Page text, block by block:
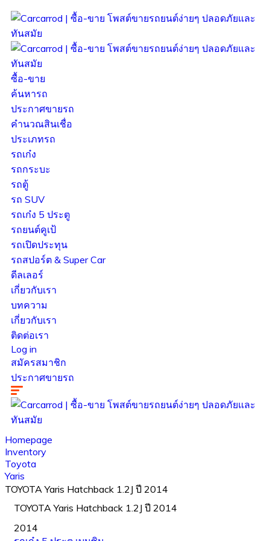
ซื้อ-ขาย
ค้นหารถ
ประกาศขายรถ
คำนวณสินเชื่อ
ประเภทรถ
รถเก๋ง
รถกระบะ
รถตู้
รถ SUV
รถเก๋ง 5 ประตู
รถยนต์คูเป้
รถเปิดประทุน
รถสปอร์ต & Super Car
ดีลเลอร์
เกี่ยวกับเรา
บทความ
เกี่ยวกับเรา
ติดต่อเรา
Log in
สมัครสมาชิก
ประกาศขายรถ
Homepage
Inventory
Toyota
Yaris
TOYOTA Yaris Hatchback 1.2J ปี 2014
TOYOTA Yaris Hatchback 1.2J ปี 2014
2014